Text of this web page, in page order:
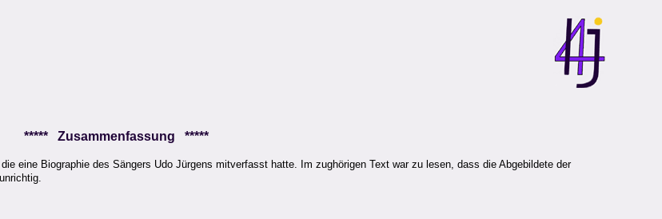
***** Zusammenfassung *****
eine Biographie des Sängers Udo Jürgens mitverfasst hatte. Im zughörigen Text war zu lesen, dass die Abgebildete der